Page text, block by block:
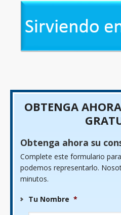
OBTENGA
Obtenga ahora su
Complete este formulario
podemos representarlo.
minutos.
Tu Nombre *